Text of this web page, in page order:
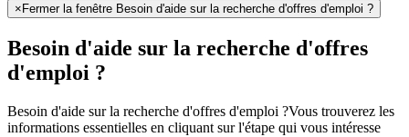
× Fermer la fenêtre Besoin d'aide sur la recherche d'offres d'emploi ?
Besoin d'aide sur la recherche d'offres
d'emploi ?
Besoin d'aide sur la recherche d'offres d'emploi ?Vous trouverez les
informations essentielles en cliquant sur l'étape qui vous intéresse